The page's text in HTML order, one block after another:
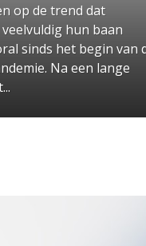
op de trend dat
hun baan
sinds het begin van
Na een lange